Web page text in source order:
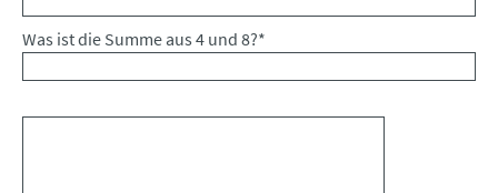
Was ist die Summe aus 4 und 8?*